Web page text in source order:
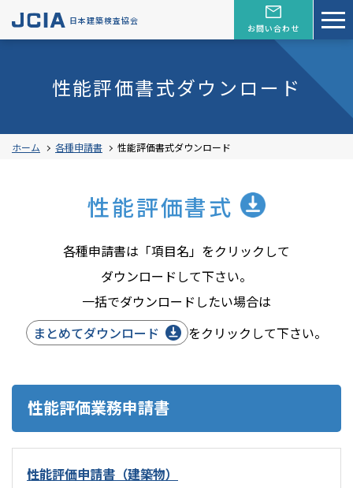
日本建築検査協会
お問い合わせ
性能評価書式ダウンロード
ホーム 各種申請書 性能評価書式ダウンロード
性能評価書式
各種申請書は「項目名」をクリックして
ダウンロードして下さい。
一括でダウンロードしたい場合は
まとめてダウンロード
をクリックして下さい。
性能評価業務申請書
性能評価申請書（建築物）